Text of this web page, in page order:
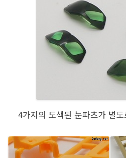
4가지의 도색된 눈파츠가 별